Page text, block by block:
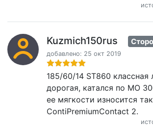
Kuzmich150rus
добавлено: 25 окт 2019
185/60/14 ST860 классная
дорогая, катался по МО
ее мягкости износится
ContiPremiumContact 2.